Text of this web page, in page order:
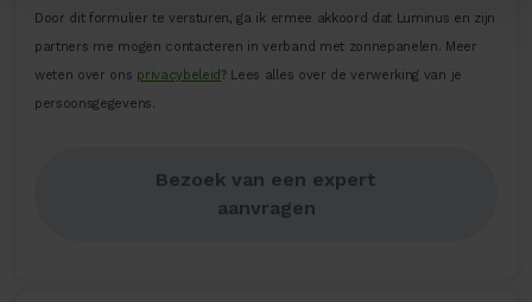
Door dit formulier te versturen, ga ik ermee akkoord dat Luminus en zijn
partners me mogen contacteren in verband met zonnepanelen. Meer
weten over ons privacybeleid? Lees alles over de verwerking van je
persoonsgegevens.​
Bezoek van een expert
aanvragen